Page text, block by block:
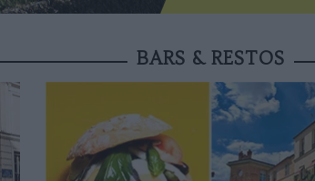
BARS & RESTOS